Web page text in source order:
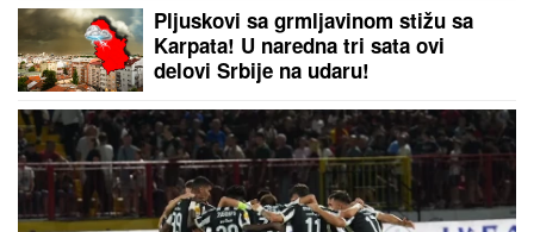
Pljuskovi sa grmljavinom stižu sa
Karpata! U naredna tri sata ovi
delovi Srbije na udaru!